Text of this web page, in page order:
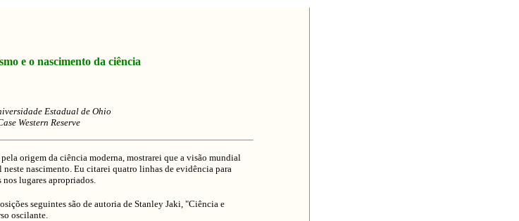
e o nascimento da ciência
Estadual de Ohio
Western Reserve
origem da ciência moderna, mostrarei que a visão mundial
nascimento. Eu citarei quatro linhas de evidência para
nos lugares apropriados.
seguintes são de autoria de Stanley Jaki, "Ciência e
oscilante.